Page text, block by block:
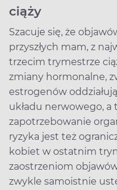
ciąży
Szacuje się, że
przyszłych mam, z
trzecim trymestrze
zmiany hormonalne,
estrogenów
układu nerwowego, a
zapotrzebowanie
ryzyka jest też
kobiet w ostatnim
zaostrzeniom
zwykle samoistnie